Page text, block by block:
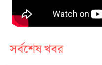
সর্বশেষ খবর